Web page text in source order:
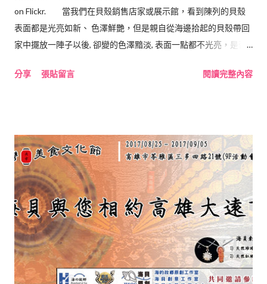
on Flickr. 當我們在貝殼銷售店家或展示館，看到陳列的貝殼
表面都是光亮如新、 色澤鮮艷，但是親自從海邊拾起的貝殼帶回
家中擺放一陣子以後, 卻變的色澤黯淡, 表面一點都不光亮，是否
貝殼，才會使得貝殼看起來光亮如新。以下海貝小編分享日常如
殼質素構成；中層為棱柱層（殼層），較厚，由外套膜邊緣分泌
的棱柱狀的方解石構成，外層和中層可擴大貝殼的面積，但不增
加厚度；內層為珍珠層（底層），由外套膜整個表面分泌的葉片
狀霰石（文石）疊成，具有美麗光澤，可隨身體增長而加厚。
但是，如果溫度太高，貝殼容易崩裂；如果濕度太小，貝殼
容易鈣化。如果讓它們裸露在空氣中，不加水不保濕，兩年後表
皮就會鈣化脫落，不可逆轉。因此收藏貝殼的喜愛者，平常都很
注重貝殼的保養。 如何保養 貝殼用清水清洗即可。浸泡水中
不要超過4個小時，否則水中的氯酸會影響貝殼的表面光澤。用
分享 張貼留言 閱讀完整內容